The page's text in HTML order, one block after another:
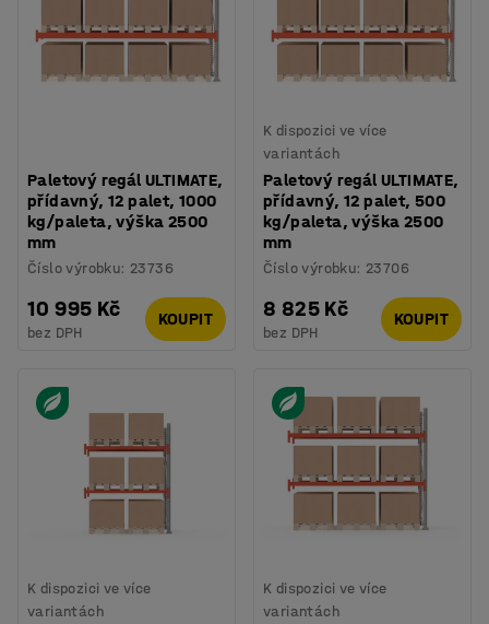
Paletový regál ULTIMATE,
přídavný, 12 palet, 1000
kg/paleta, výška 2500
mm
Číslo výrobku: 23736
10 995 Kč
bez DPH
KOUPIT
K dispozici ve více
variantách
Paletový regál ULTIMATE,
přídavný, 12 palet, 500
kg/paleta, výška 2500
mm
Číslo výrobku: 23706
8 825 Kč
bez DPH
KOUPIT
K dispozici ve více
variantách
K dispozici ve více
variantách